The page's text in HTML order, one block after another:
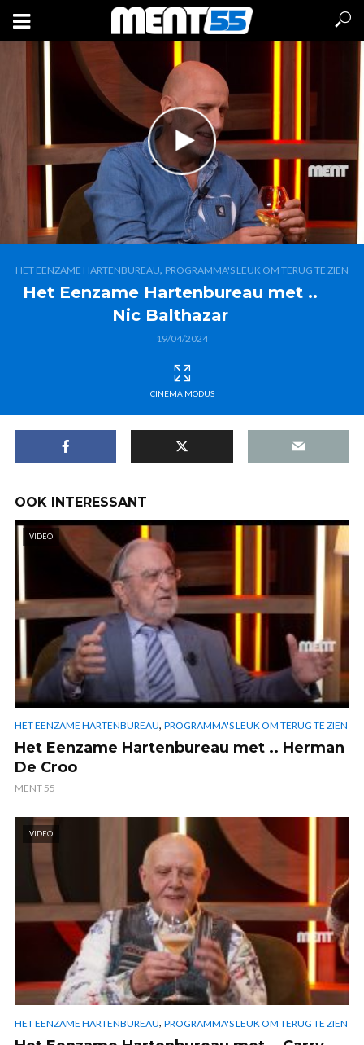
HET EENZAME HARTENBUREAU, PROGRAMMA'S LEUK OM TERUG TE ZIEN
Het Eenzame Hartenbureau met ..
Nic Balthazar
19/04/2024
CINEMA MODUS
OOK INTERESSANT
VIDEO
HET EENZAME HARTENBUREAU, PROGRAMMA'S LEUK OM TERUG TE ZIEN
Het Eenzame Hartenbureau met .. Herman
De Croo
MENT 55
VIDEO
HET EENZAME HARTENBUREAU, PROGRAMMA'S LEUK OM TERUG TE ZIEN